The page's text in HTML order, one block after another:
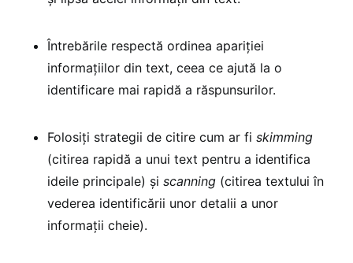
Întrebările respectă ordinea apariției
informațiilor din text, ceea ce ajută la o
identificare mai rapidă a răspunsurilor.
Folosiți strategii de citire cum ar fi skimming
(citirea rapidă a unui text pentru a identifica
ideile principale) și scanning (citirea textului în
vederea identificării unor detalii a unor
informații cheie).